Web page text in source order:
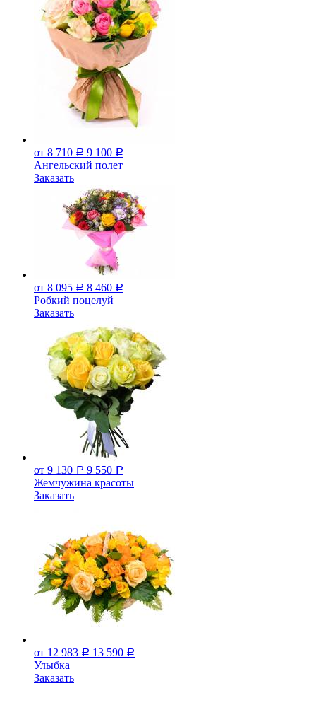
от 8 710 Р 9 100 Р
Ангельский полет
Заказать
от 8 095 Р 8 460 Р
Робкий поцелуй
Заказать
от 9 130 Р 9 550 Р
Жемчужина красоты
Заказать
от 12 983 Р 13 590 Р
Улыбка
Заказать